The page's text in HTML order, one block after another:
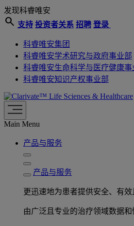
发现科睿唯安
search 支持 投资者关系 招聘 登录
科睿唯安集团
科睿唯安学术研究与政府事业部
科睿唯安生命科学与医疗健康事
科睿唯安知识产权事业部
Life Sciences & Healthcare
Main Menu
产品与服务
产品与服务
更迅速地为患者提供安全、有
由广泛且专业的治疗领域数据